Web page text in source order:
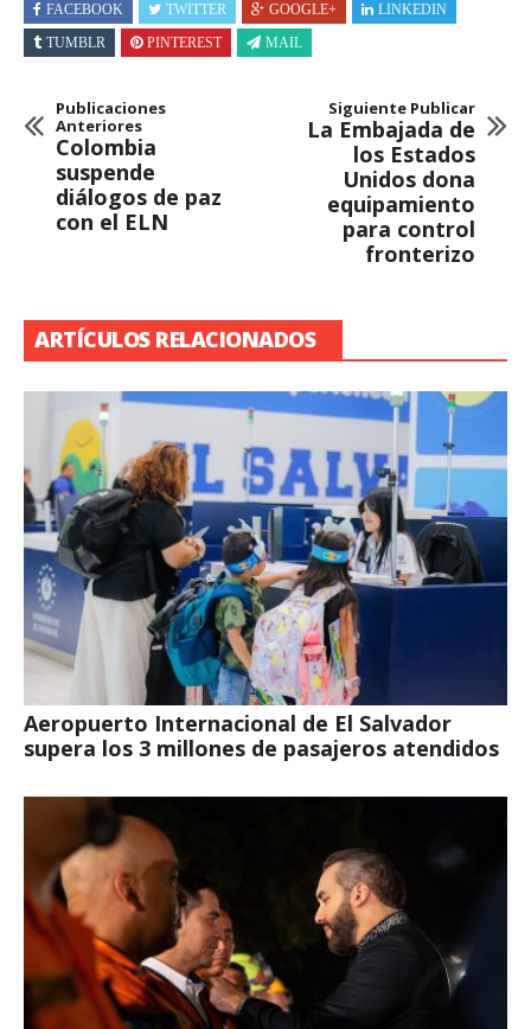
FACEBOOK TWITTER GOOGLE+
LINKEDIN
TUMBLR
PINTEREST MAIL
Publicaciones
Anteriores
Colombia
suspende
diálogos de paz
con el ELN
Siguiente Publicar
La Embajada de
los Estados
Unidos dona
equipamiento
para control
fronterizo
ARTÍCULOS RELACIONADOS
Aeropuerto Internacional de El Salvador
supera los 3 millones de pasajeros atendidos